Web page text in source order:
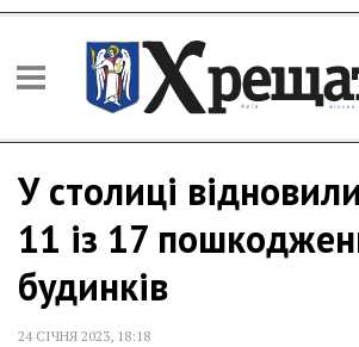
У столиці відновили
11 із 17
будинків
24 СІЧНЯ 2023, 18:18